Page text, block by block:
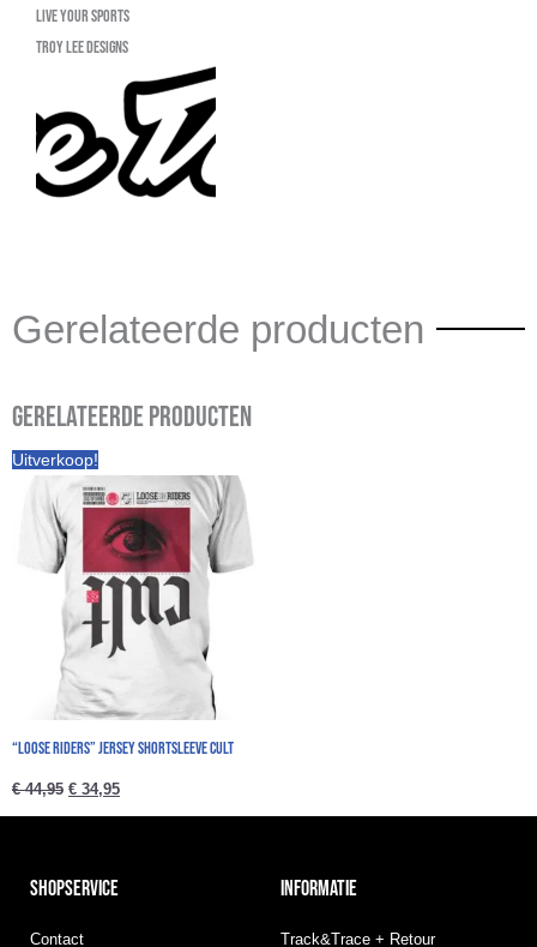
Live your sports
Troy Lee Designs
Gerelateerde producten
Gerelateerde producten
Uitverkoop!
“Loose Riders” Jersey Shortsleeve cult
€44,95
Oorspronkelijke
prijs
was:
€ 44,95.
€ 34,95
is:
€ 34,95.
SHOPSERVICE
Contact
INFORMATIE
Track&Trace + Retour